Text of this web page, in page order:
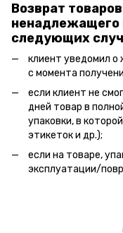
Возврат
ненадлежащего
следующих
клиент уведомил о
с момента
если клиент не
дней товар в
упаковки, в
этикеток и др.);
если на товаре,
эксплуатации/